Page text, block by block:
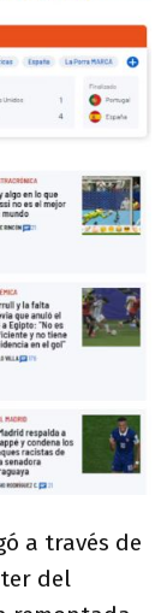
a través de
del